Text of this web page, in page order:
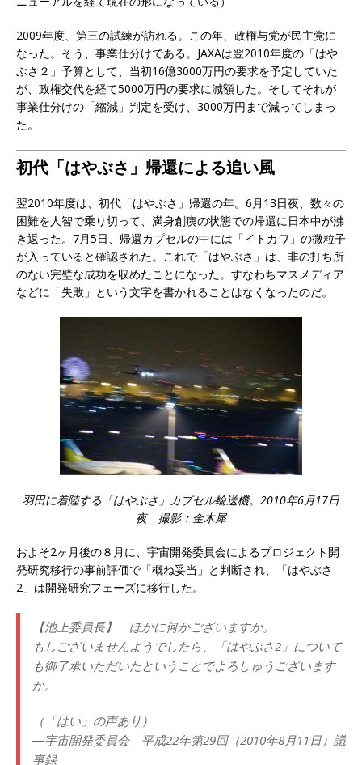
2009年度、第三の試練が訪れる。この年、政権与党が民主党に
なった。そう、事業仕分けである。JAXAは翌2010年度の「はや
ぶさ２」予算として、当初16億3000万円の要求を予定していた
が、政権交代を経て5000万円の要求に減額した。そしてそれが
事業仕分けの「縮減」判定を受け、3000万円まで減ってしまっ
た。
初代「はやぶさ」帰還による追い風
翌2010年度は、初代「はやぶさ」帰還の年。6月13日夜、数々の
困難を人智で乗り切って、満身創痍の状態での帰還に日本中が沸
き返った。7月5日、帰還カプセルの中には「イトカワ」の微粒子
が入っていると確認された。これで「はやぶさ」は、非の打ち所
のない完璧な成功を収めたことになった。すなわちマスメディア
などに「失敗」という文字を書かれることはなくなったのだ。
羽田に着陸する「はやぶさ」カプセル輸送機。2010年6月17日
夜 撮影：金木犀
およそ2ヶ月後の８月に、宇宙開発委員会によるプロジェクト開
発研究移行の事前評価で「概ね妥当」と判断され、「はやぶさ
2」は開発研究フェーズに移行した。
【池上委員長】 ほかに何かございますか。
もしございませんようでしたら、「はやぶさ2」について
も御了承いただいたということでよろしゅうございます
か。
（「はい」の声あり）
―宇宙開発委員会 平成22年第29回（2010年8月11日）議
事録